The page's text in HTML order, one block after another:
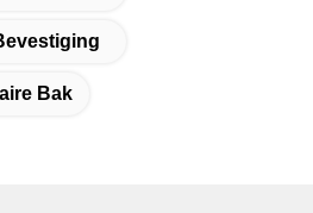
Bak